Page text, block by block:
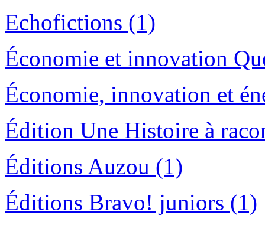
Echofictions (1)
Économie et innovation
Économie, innovation et
Édition Une Histoire à
Éditions Auzou (1)
Éditions Bravo! juniors (1)